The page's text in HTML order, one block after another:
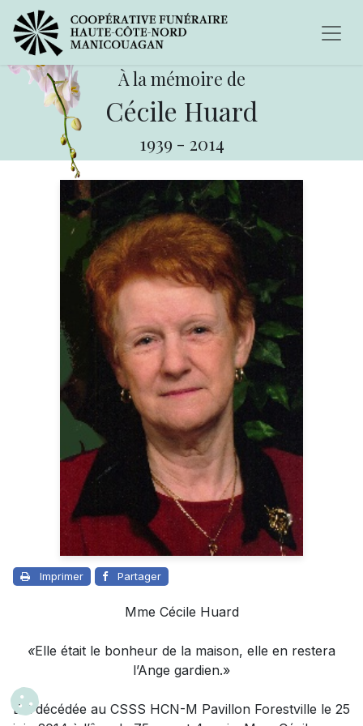
À la mémoire de
Cécile Huard
1939 - 2014
Imprimer Partager
Mme Cécile Huard
«Elle était le bonheur de la maison, elle en restera
l’Ange gardien.»
Est décédée au CSSS HCN-M Pavillon Forestville le 25